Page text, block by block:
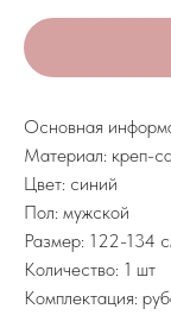
Основная
Материал: креп-
Цвет: синий
Пол: мужской
Размер: 122-134
Количество: 1 шт
Комплектация: